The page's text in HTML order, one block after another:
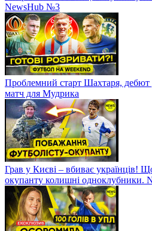
NewsHub №3
Проблемний старт Шахтаря, дебют
матч для Мудрика
Грав у Києві – вбиває українців!
окупанту колишні одноклубники.